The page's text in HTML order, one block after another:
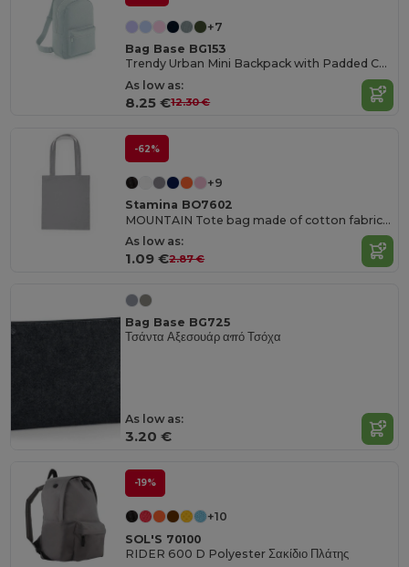
+7
Bag Base BG153
Trendy Urban Mini Backpack with Padded Comfort
As low as:
8.25 €12.30 €
-62%
+9
Stamina BO7602
MOUNTAIN Tote bag made of cotton fabric in different colours
As low as:
1.09 €2.87 €
Bag Base BG725
Τσάντα Αξεσουάρ από Τσόχα
As low as:
3.20 €
-19%
+10
SOL'S 70100
RIDER 600 D Polyester Σακίδιο Πλάτης